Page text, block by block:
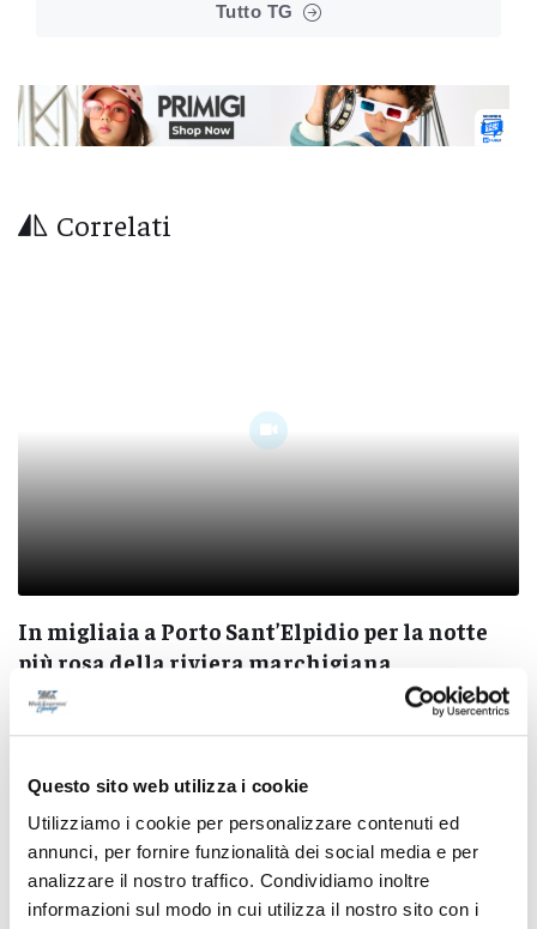
Questo sito web utilizza i cookie
Utilizziamo i cookie per personalizzare contenuti ed
annunci, per fornire funzionalità dei social media e per
analizzare il nostro traffico. Condividiamo inoltre
informazioni sul modo in cui utilizza il nostro sito con i
Tutto TG
Correlati
In migliaia a Porto Sant’Elpidio per la notte
più rosa della riviera marchigiana
09/08/2026
Pubblicità